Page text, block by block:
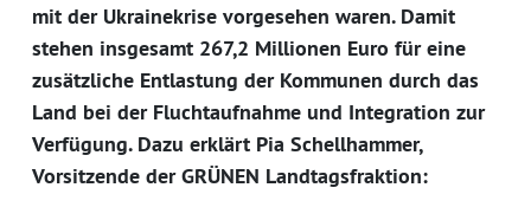
mit der Ukrainekrise vorgesehen waren. Damit
stehen insgesamt 267,2 Millionen Euro für eine
zusätzliche Entlastung der Kommunen durch das
Land bei der Fluchtaufnahme und Integration zur
Verfügung. Dazu erklärt Pia Schellhammer,
Vorsitzende der GRÜNEN Landtagsfraktion: